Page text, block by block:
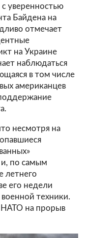
уверенностью
Байдена на
отмечает
на Украине
наблюдаться
в том числе
американцев
несмотря на
и, по самым
летнего
его недели
техники.
НАТО на прорыв